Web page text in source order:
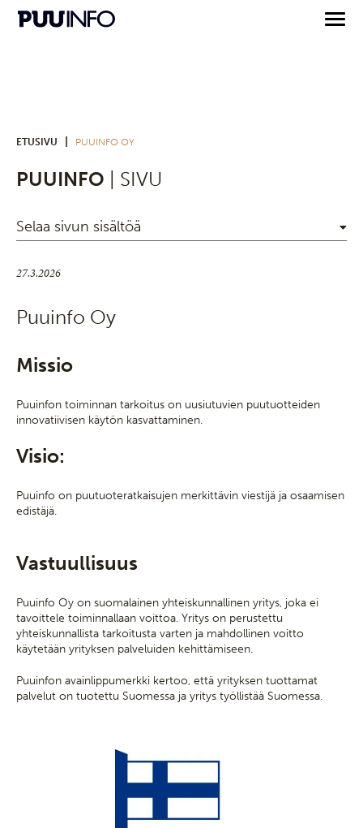
ETUSIVU PUUINFO OY
PUUINFO | SIVU
Selaa sivun sisältöä
27.3.2026
Puuinfo Oy
Missio
Puuinfon toiminnan tarkoitus on uusiutuvien puutuotteiden
innovatiivisen käytön kasvattaminen.
Visio:
Puuinfo on puutuoteratkaisujen merkittävin viestijä ja osaamisen
edistäjä.
Vastuullisuus
Puuinfo Oy on suomalainen yhteiskunnallinen yritys, joka ei
tavoittele toiminnallaan voittoa. Yritys on perustettu
yhteiskunnallista tarkoitusta varten ja mahdollinen voitto
käytetään yrityksen palveluiden kehittämiseen.
Puuinfon avainlippumerkki kertoo, että yrityksen tuottamat
palvelut on tuotettu Suomessa ja yritys työllistää Suomessa.